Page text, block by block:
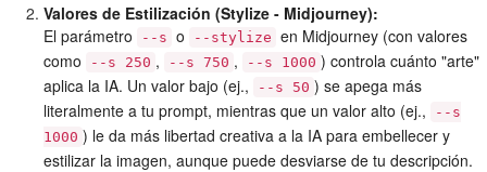
Valores de Estilización (Stylize - Midjourney):
El parámetro
--s o --stylize en Midjourney (con valores
como
--s 250 , --s 750 , --s 1000 ) controla cuánto "arte"
aplica la IA. Un valor bajo (ej.,
--s 50 ) se apega más
literalmente a tu prompt, mientras que un valor alto (ej.,
--s
1000 ) le da más libertad creativa a la IA para embellecer y
estilizar la imagen, aunque puede desviarse de tu descripción.